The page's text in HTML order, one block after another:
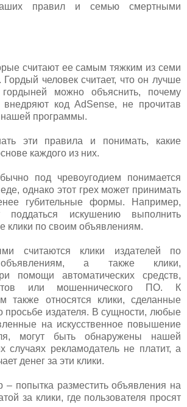
правил и семью смертными
считают ее самым тяжким из семи
человек считает, что он лучше
можно объяснить, почему
внедряют код AdSense, не прочитав
программы.
эти правила и понимать, какие
каждого из них.
под чревоугодием понимается
однако этот грех может принимать
губительные формы. Например,
поддаться искушению выполнить
клики по своим объявлениям.
считаются клики издателей по
а также клики,
помощи автоматических средств,
или мошеннического ПО. К
также относятся клики, сделанные
просьбе издателя. В сущности, любые
на искусственное повышение
могут быть обнаружены нашей
случаях рекламодатель не платит, а
денег за эти клики.
попытка разместить объявления на
за клики, где пользователя просят